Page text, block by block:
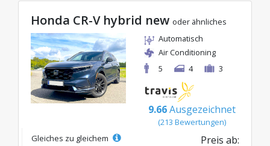
Honda CR-V hybrid new oder ähnliches
Automatisch
Air Conditioning
5
4 3
9.66 Ausgezeichnet
(213 Bewertungen)
Gleiches zu gleichem
Preis ab: